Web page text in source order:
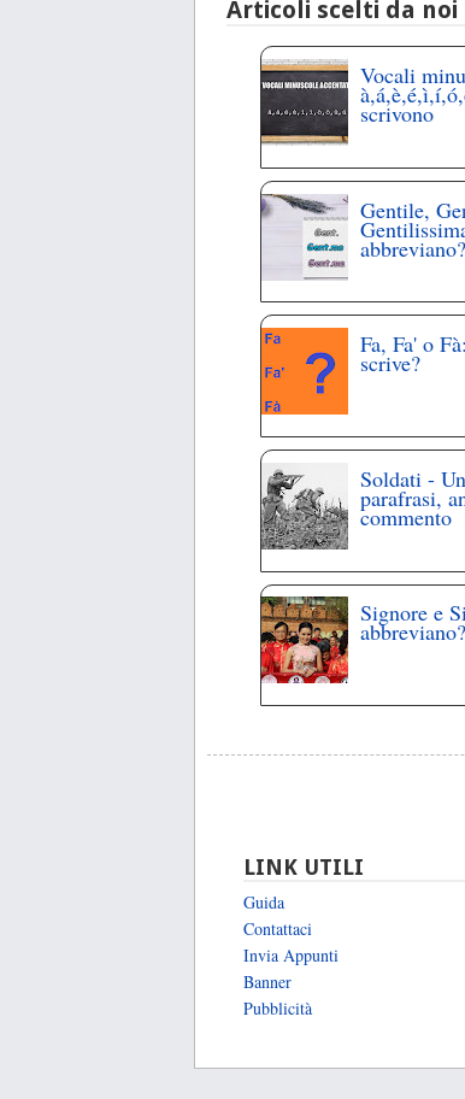
Articoli scelti da noi
Vocali
scrivono
Gentile,
abbreviano?
Fa, Fa' o
scrive?
Soldati -
parafrasi,
commento
Signore e
abbreviano?
LINK UTILI
Guida
Contattaci
Invia Appunti
Banner
Pubblicità